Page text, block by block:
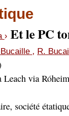
› Et le PC
, R.
Leach via
société